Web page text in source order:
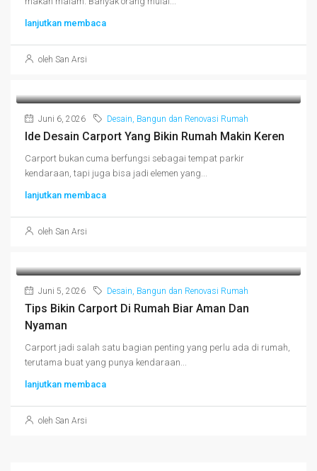
lanjutkan membaca
oleh San Arsi
Juni 6, 2026 Desain, Bangun dan Renovasi Rumah
Ide Desain Carport Yang Bikin Rumah Makin Keren
Carport bukan cuma berfungsi sebagai tempat parkir
kendaraan, tapi juga bisa jadi elemen yang...
lanjutkan membaca
oleh San Arsi
Juni 5, 2026 Desain, Bangun dan Renovasi Rumah
Tips Bikin Carport Di Rumah Biar Aman Dan
Nyaman
Carport jadi salah satu bagian penting yang perlu ada di rumah,
terutama buat yang punya kendaraan...
lanjutkan membaca
oleh San Arsi